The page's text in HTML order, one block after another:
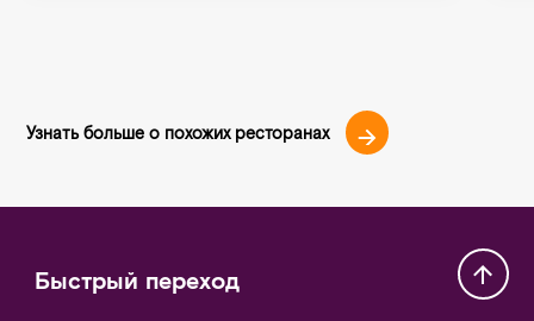
Узнать больше о похожих ресторанах
Быстрый переход